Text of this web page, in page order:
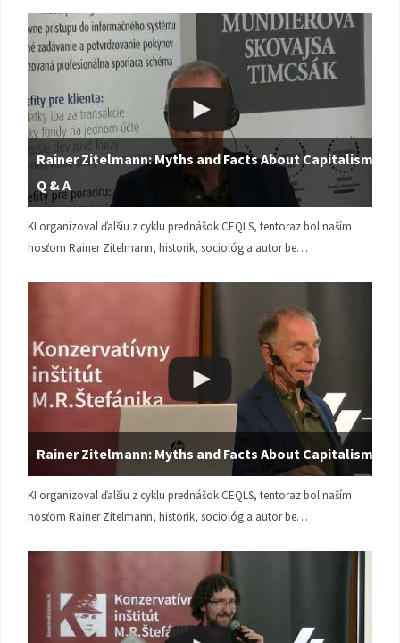
Rainer Zitelmann: Myths and Facts About Capitalism |
Q & A
KI organizoval ďalšiu z cyklu prednášok CEQLS, tentoraz bol naším
hosťom Rainer Zitelmann, historik, sociológ a autor be…
Rainer Zitelmann: Myths and Facts About Capitalism
KI organizoval ďalšiu z cyklu prednášok CEQLS, tentoraz bol naším
hosťom Rainer Zitelmann, historik, sociológ a autor be…